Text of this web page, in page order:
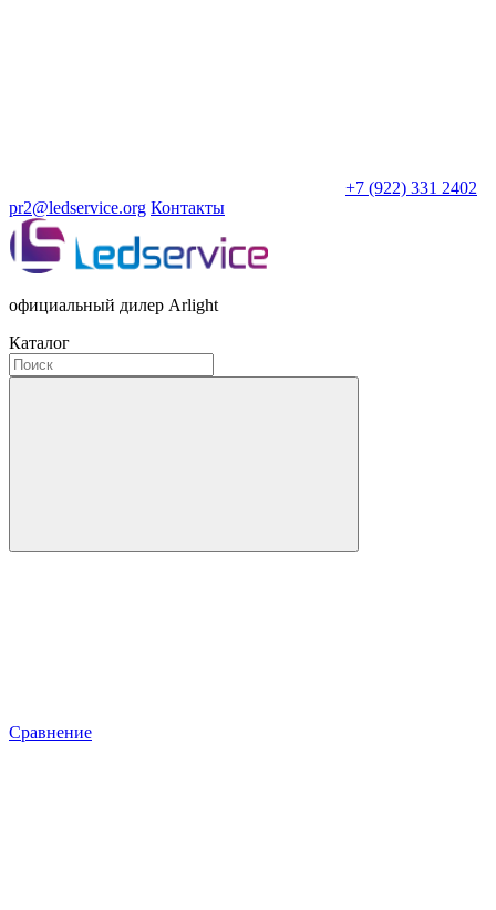
+7 (922) 331 2402
pr2@ledservice.org Контакты
официальный дилер Arlight
Каталог
Сравнение